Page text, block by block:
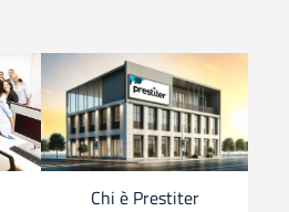
Chi è Prestiter